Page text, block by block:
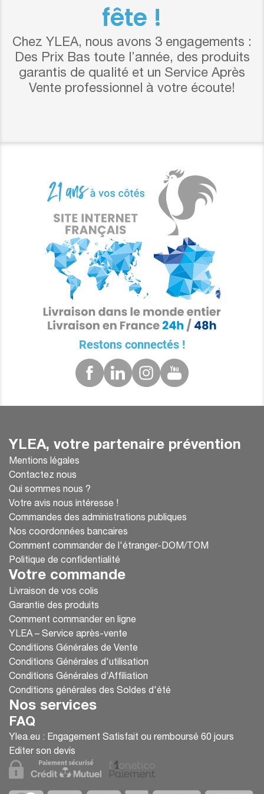
fête !
Chez YLEA, nous avons 3 engagements :
Des Prix Bas toute l’année, des produits
garantis de qualité et un Service Après
Vente professionnel à votre écoute!
Restons connectés !
YLEA, votre partenaire prévention
Mentions légales
Contactez nous
Qui sommes nous ?
Votre avis nous intéresse !
Commandes des administrations publiques
Nos coordonnées bancaires
Comment commander de l'étranger-DOM/TOM
Politique de confidentialité
Votre commande
Livraison de vos colis
Garantie des produits
Comment commander en ligne
YLEA – Service après-vente
Conditions Générales de Vente
Conditions Générales d'utilisation
Conditions Générales d’Affiliation
Conditions générales des Soldes d'été
Nos services
FAQ
Ylea.eu : Engagement Satisfait ou remboursé 60 jours
Editer son devis